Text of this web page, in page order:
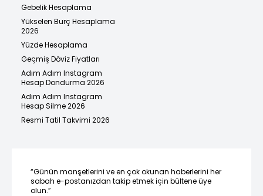
Gebelik Hesaplama
Yükselen Burç Hesaplama
2026
Yüzde Hesaplama
Geçmiş Döviz Fiyatları
Adım Adım Instagram
Hesap Dondurma 2026
Adım Adım Instagram
Hesap Silme 2026
Resmi Tatil Takvimi 2026
“Günün manşetlerini ve en çok okunan haberlerini her
sabah e-postanızdan takip etmek için bültene üye
olun.”